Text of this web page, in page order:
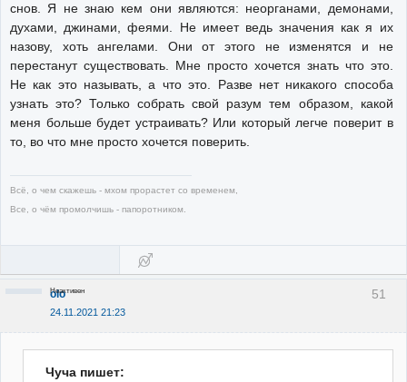
снов. Я не знаю кем они являются: неорганами, демонами,
духами, джинами, феями. Не имеет ведь значения как я их
назову, хоть ангелами. Они от этого не изменятся и не
перестанут существовать. Мне просто хочется знать что это.
Не как это называть, а что это. Разве нет никакого способа
узнать это? Только собрать свой разум тем образом, какой
меня больше будет устраивать? Или который легче поверит в
то, во что мне просто хочется поверить.
Всё, о чем скажешь - мхом прорастет со временем,
Все, о чём промолчишь - папоротником.
51
olo
24.11.2021 21:23
Неактивен
Чуча пишет: